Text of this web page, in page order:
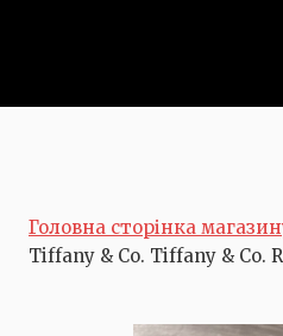
Головна сторінка
Tiffany & Co. Tiffany & Co.